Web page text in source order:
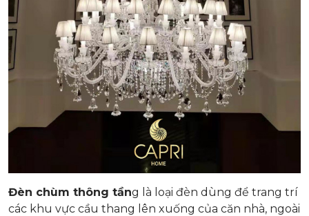
Đèn chùm thông tầng là loại đèn dùng để trang trí
các khu vực cầu thang lên xuống của căn nhà, ngoài